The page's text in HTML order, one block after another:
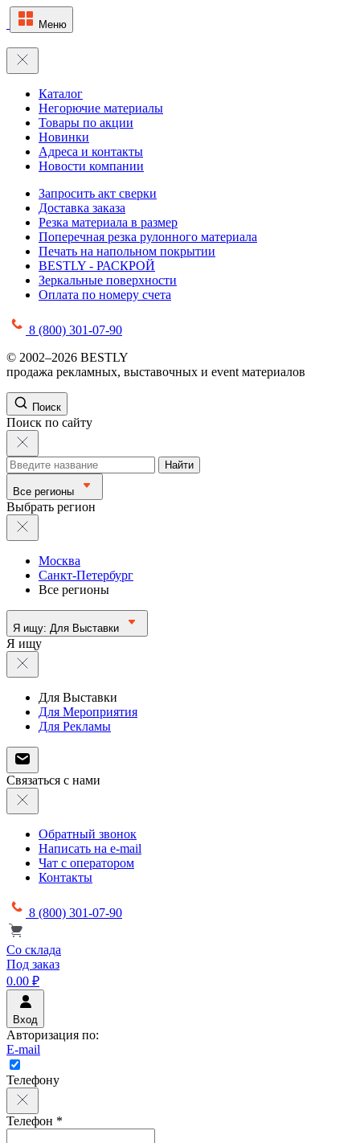
Меню
Каталог
Негорючие материалы
Товары по акции
Новинки
Адреса и контакты
Новости компании
Запросить акт сверки
Доставка заказа
Резка материала в размер
Поперечная резка рулонного материала
Печать на напольном покрытии
BESTLY - РАСКРОЙ
Зеркальные поверхности
Оплата по номеру счета
8 (800) 301-07-90
© 2002–2026 BESTLY
продажа рекламных, выставочных и event материалов
Поиск
Поиск по сайту
Найти
Все регионы
Выбрать регион
Москва
Санкт-Петербург
Все регионы
Я ищу: Для Выставки
Я ищу
Для Выставки
Для Мероприятия
Для Рекламы
Связаться с нами
Обратный звонок
Написать на e-mail
Чат с оператором
Контакты
8 (800) 301-07-90
Со склада
Под заказ
0.00 ₽
Вход
Авторизация по:
E-mail
Телефону
Телефон *